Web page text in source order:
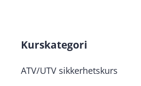
Kurskategori
ATV/UTV sikkerhetskurs